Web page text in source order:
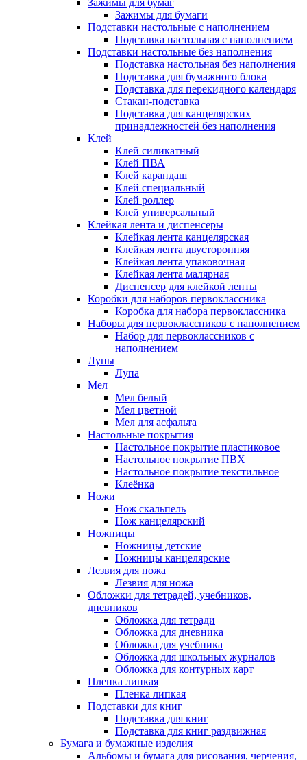
Зажимы для бумаг
Зажимы для бумаги
Подставки настольные с наполнением
Подставка настольная с наполнением
Подставки настольные без наполнения
Подставка настольная без наполнения
Подставка для бумажного блока
Подставка для перекидного календаря
Стакан-подставка
Подставка для канцелярских
принадлежностей без наполнения
Клей
Клей силикатный
Клей ПВА
Клей карандаш
Клей специальный
Клей роллер
Клей универсальный
Клейкая лента и диспенсеры
Клейкая лента канцелярская
Клейкая лента двусторонняя
Клейкая лента упаковочная
Клейкая лента малярная
Диспенсер для клейкой ленты
Коробки для наборов первоклассника
Коробка для набора первоклассника
Наборы для первоклассников с наполнением
Набор для первоклассников с
наполнением
Лупы
Лупа
Мел
Мел белый
Мел цветной
Мел для асфальта
Настольные покрытия
Настольное покрытие пластиковое
Настольное покрытие ПВХ
Настольное покрытие текстильное
Клеёнка
Ножи
Нож скальпель
Нож канцелярский
Ножницы
Ножницы детские
Ножницы канцелярские
Лезвия для ножа
Лезвия для ножа
Обложки для тетрадей, учебников,
дневников
Обложка для тетради
Обложка для дневника
Обложка для учебника
Обложка для школьных журналов
Обложка для контурных карт
Пленка липкая
Пленка липкая
Подставки для книг
Подставка для книг
Подставка для книг раздвижная
Бумага и бумажные изделия
Альбомы и бумага для рисования, черчения,